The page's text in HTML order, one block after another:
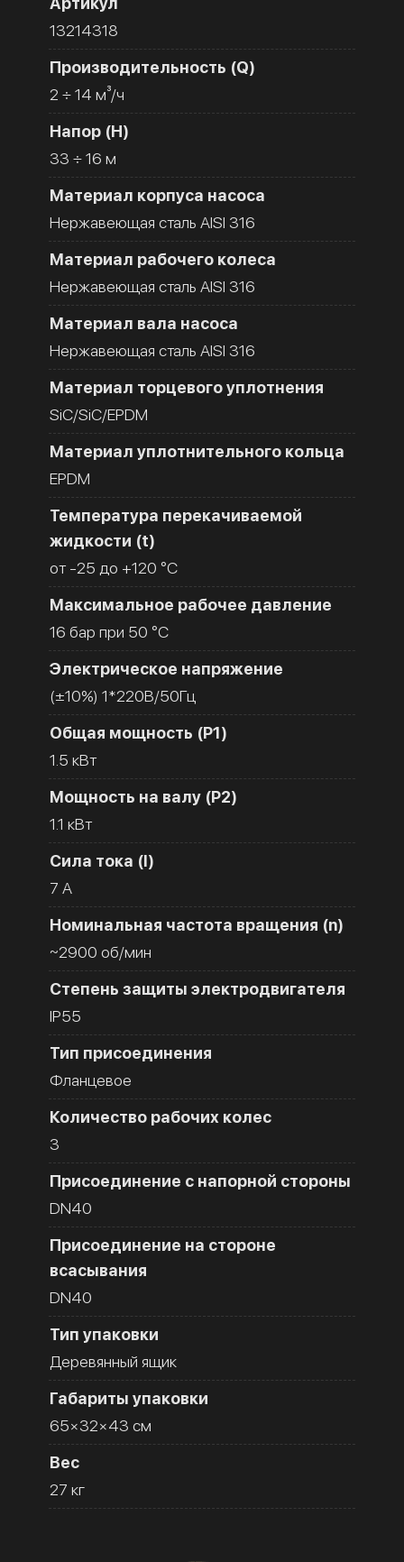
13214318
Производительность (Q)
2 ÷ 14 м³/ч
Напор (H)
33 ÷ 16 м
Материал корпуса насоса
Нержавеющая сталь AISI 316
Материал рабочего колеса
Нержавеющая сталь AISI 316
Материал вала насоса
Нержавеющая сталь AISI 316
Материал торцевого уплотнения
SiC/SiC/EPDM
Материал уплотнительного кольца
EPDM
Температура перекачиваемой
жидкости (t)
от -25 до +120 °C
Максимальное рабочее давление
16 бар при 50 °C
Электрическое напряжение
(±10%) 1*220В/50Гц
Общая мощность (Р1)
1.5 кВт
Мощность на валу (Р2)
1.1 кВт
Сила тока (I)
7 A
Номинальная частота вращения (n)
~2900 об/мин
Степень защиты электродвигателя
IP55
Тип присоединения
Фланцевое
Количество рабочих колес
3
Присоединение с напорной стороны
DN40
Присоединение на стороне
всасывания
DN40
Тип упаковки
Деревянный ящик
Габариты упаковки
65×32×43 см
Вес
27 кг